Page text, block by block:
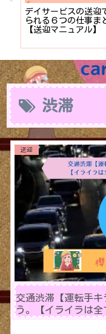
デイサービスの送迎
られる６つの仕事ま
【送迎マニュアル】
渋滞
送迎
交通渋滞【運転手キ
う。【イライラは全